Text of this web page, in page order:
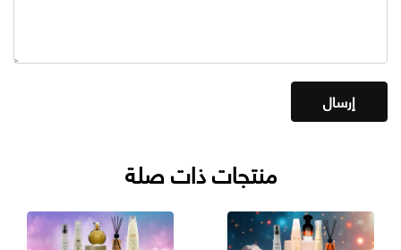
منتجات ذات صلة